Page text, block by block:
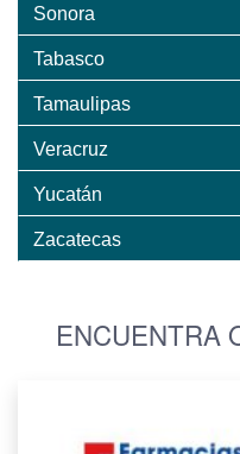
Sonora
Tabasco
Tamaulipas
Veracruz
Yucatán
Zacatecas
ENCUENTRA